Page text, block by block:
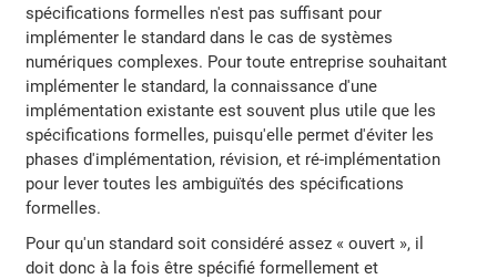
spécifications formelles n'est pas suffisant pour
implémenter le standard dans le cas de systèmes
numériques complexes. Pour toute entreprise souhaitant
implémenter le standard, la connaissance d'une
implémentation existante est souvent plus utile que les
spécifications formelles, puisqu'elle permet d'éviter les
phases d'implémentation, révision, et ré-implémentation
pour lever toutes les ambiguïtés des spécifications
formelles.
Pour qu'un standard soit considéré assez « ouvert », il
doit donc à la fois être spécifié formellement et